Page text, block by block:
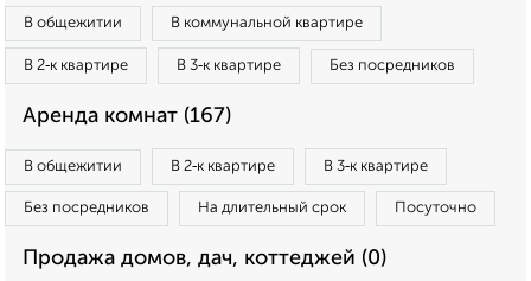
В общежитии В коммунальной квартире
В 2‑к квартире В 3‑к квартире Без посредников
Аренда комнат (167)
В общежитии В 2‑к квартире В 3‑к квартире
Без посредников На длительный срок Посуточно
Продажа домов, дач, коттеджей (0)